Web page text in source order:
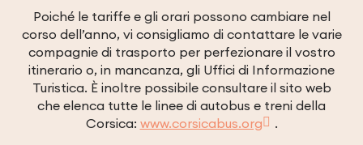
Poiché le tariffe e gli orari possono cambiare nel
corso dell’anno, vi consigliamo di contattare le varie
compagnie di trasporto per perfezionare il vostro
itinerario o, in mancanza, gli Uffici di Informazione
Turistica. È inoltre possibile consultare il sito web
che elenca tutte le linee di autobus e treni della
Corsica: www.corsicabus.org
.